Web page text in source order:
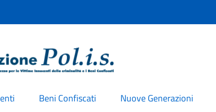
Beni Confiscati Nuove Generazioni